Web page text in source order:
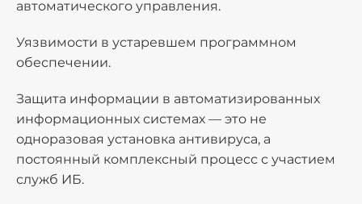
автоматического управления.
Уязвимости в устаревшем программном
обеспечении.
Защита информации в автоматизированных
информационных системах — это не
одноразовая установка антивируса, а
постоянный комплексный процесс с участием
служб ИБ.